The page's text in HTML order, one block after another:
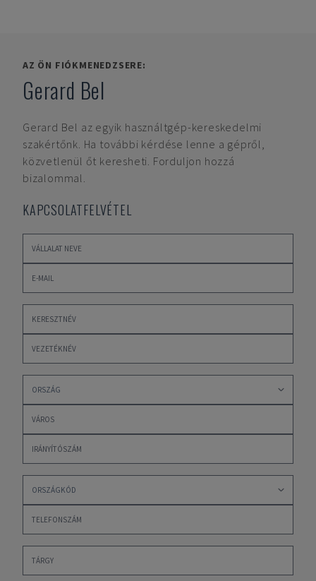
AZ ÖN FIÓKMENEDZSERE:
Gerard Bel
Gerard Bel az egyik használtgép-kereskedelmi
szakértőnk. Ha további kérdése lenne a gépről,
közvetlenül őt keresheti. Forduljon hozzá
bizalommal.
KAPCSOLATFELVÉTEL